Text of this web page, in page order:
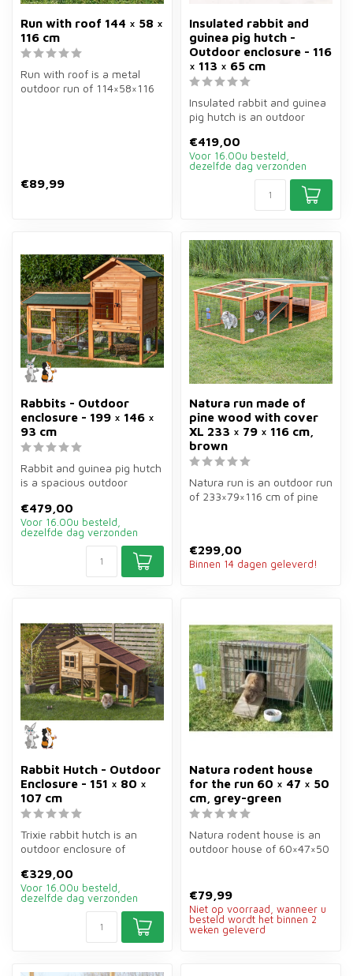
Run with roof 144 × 58 ×
116 cm
Run with roof is a metal
outdoor run of 114×58×116
€89,99
Insulated rabbit and
guinea pig hutch -
Outdoor enclosure - 116
× 113 × 65 cm
Insulated rabbit and guinea
pig hutch is an outdoor
f...
€419,00
Voor 16.00u besteld,
dezelfde dag verzonden
Rabbits - Outdoor
enclosure - 199 × 146 ×
93 cm
Rabbit and guinea pig hutch
is a spacious outdoor
for...
€479,00
Voor 16.00u besteld,
dezelfde dag verzonden
Natura run made of
pine wood with cover
XL 233 × 79 × 116 cm,
brown
Natura run is an outdoor run
of 233×79×116 cm of pine
€299,00
Binnen 14 dagen geleverd!
Rabbit Hutch - Outdoor
Enclosure - 151 × 80 ×
107 cm
Trixie rabbit hutch is an
outdoor enclosure of
Spacio...
€329,00
Voor 16.00u besteld,
dezelfde dag verzonden
Natura rodent house
for the run 60 × 47 × 50
cm, grey-green
Natura rodent house is an
outdoor house of 60×47×50
€79,99
Niet op voorraad, wanneer u
besteld wordt het binnen 2
weken geleverd